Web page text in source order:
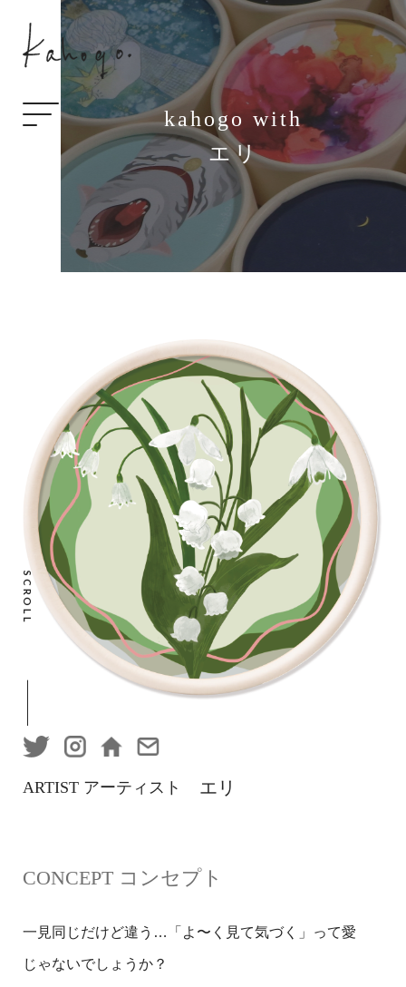
kahogo with
エリ
SCROLL
ARTIST アーティスト エリ
CONCEPT コンセプト
一見同じだけど違う…「よ〜く見て気づく」って愛
じゃないでしょうか？